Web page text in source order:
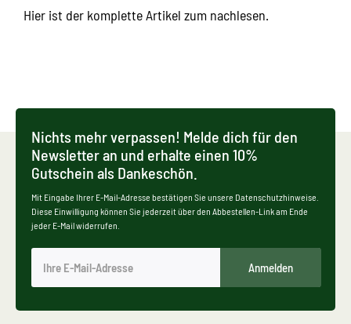
Hier ist der komplette Artikel zum nachlesen.
Nichts mehr verpassen! Melde dich für den
Newsletter an und erhalte einen 10%
Gutschein als Dankeschön.
Mit Eingabe Ihrer E-Mail-Adresse bestätigen Sie unsere Datenschutzhinweise.
Diese Einwilligung können Sie jederzeit über den Abbestellen-Link am Ende
jeder E-Mail widerrufen.
Anmelden